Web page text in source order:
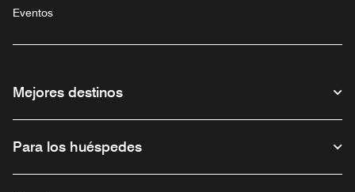
Eventos
Mejores destinos
Para los huéspedes